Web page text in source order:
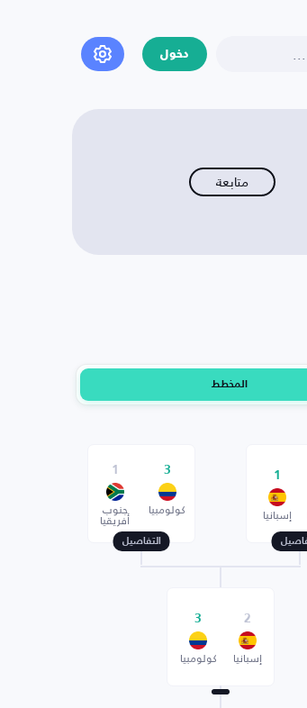
دخول
متابعة
المخطط
1
إسبانيا
3
كولومبيا
1
جنوب
أفريقيا
التفاصيل
2
إسبانيا
3
كولومبيا